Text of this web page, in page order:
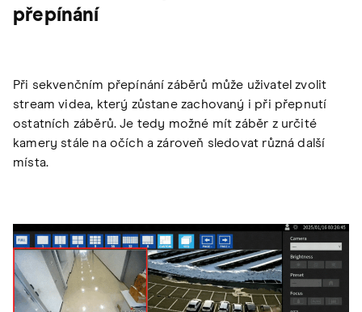
přepínání
Při sekvenčním přepínání záběrů může uživatel zvolit
stream videa, který zůstane zachovaný i při přepnutí
ostatních záběrů. Je tedy možné mít záběr z určité
kamery stále na očích a zároveň sledovat různá další
místa.